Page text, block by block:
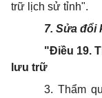
trữ lịch sử tỉnh".
7. Sửa đổi
"Điều 19.
lưu trữ
3. Thẩm